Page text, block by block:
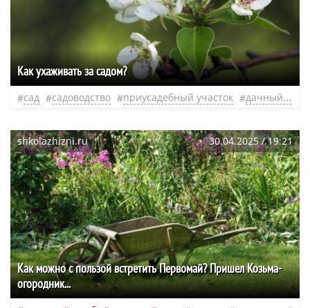
Как ухаживать за садом?
сад садоводство приусадебный участок дачный участок
shkolazhizni.ru 30.04.2025 / 19:21
Как можно с пользой встретить Первомай? Пришел Козьма-
огородник...